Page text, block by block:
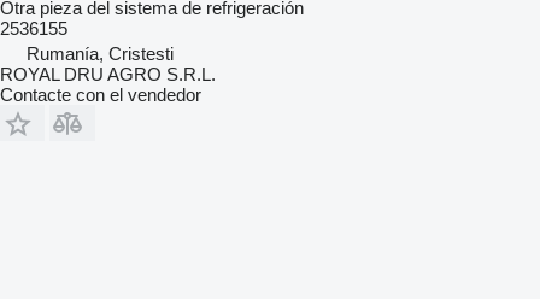
Otra pieza del sistema de refrigeración
2536155
Rumanía, Cristesti
ROYAL DRU AGRO S.R.L.
Contacte con el vendedor